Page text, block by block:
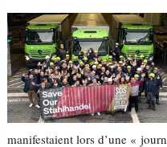
manifestaient lors d’une «